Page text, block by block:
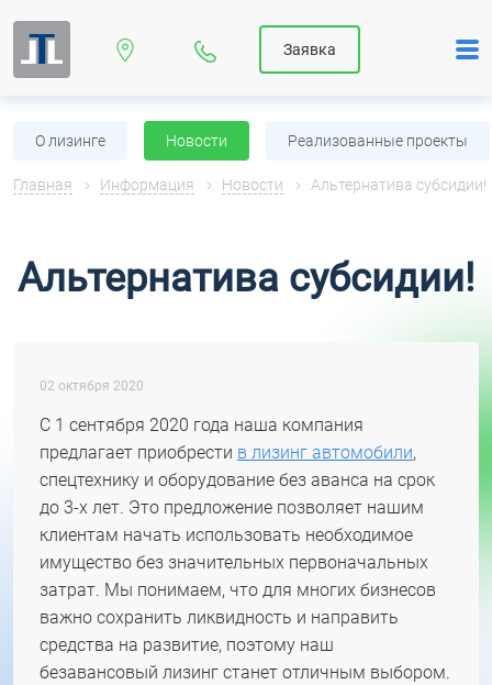
Заявка
О лизинге Новости Реализованные проекты
Главная Информация Новости Альтернатива субсидии!
Альтернатива субсидии!
02 октября 2020
С 1 сентября 2020 года наша компания
предлагает приобрести в лизинг автомобили,
спецтехнику и оборудование без аванса на срок
до 3-х лет. Это предложение позволяет нашим
клиентам начать использовать необходимое
имущество без значительных первоначальных
затрат. Мы понимаем, что для многих бизнесов
важно сохранить ликвидность и направить
средства на развитие, поэтому наш
безавансовый лизинг станет отличным выбором.